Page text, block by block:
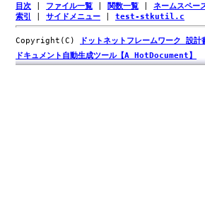
目次 ファイル一覧 関数一覧 ネームスペー
索引
サイドメニュー test-stkutil.c
Copyright(C) ドットネットフレームワーク 設計
ドキュメント自動生成ツール【A HotDocument】